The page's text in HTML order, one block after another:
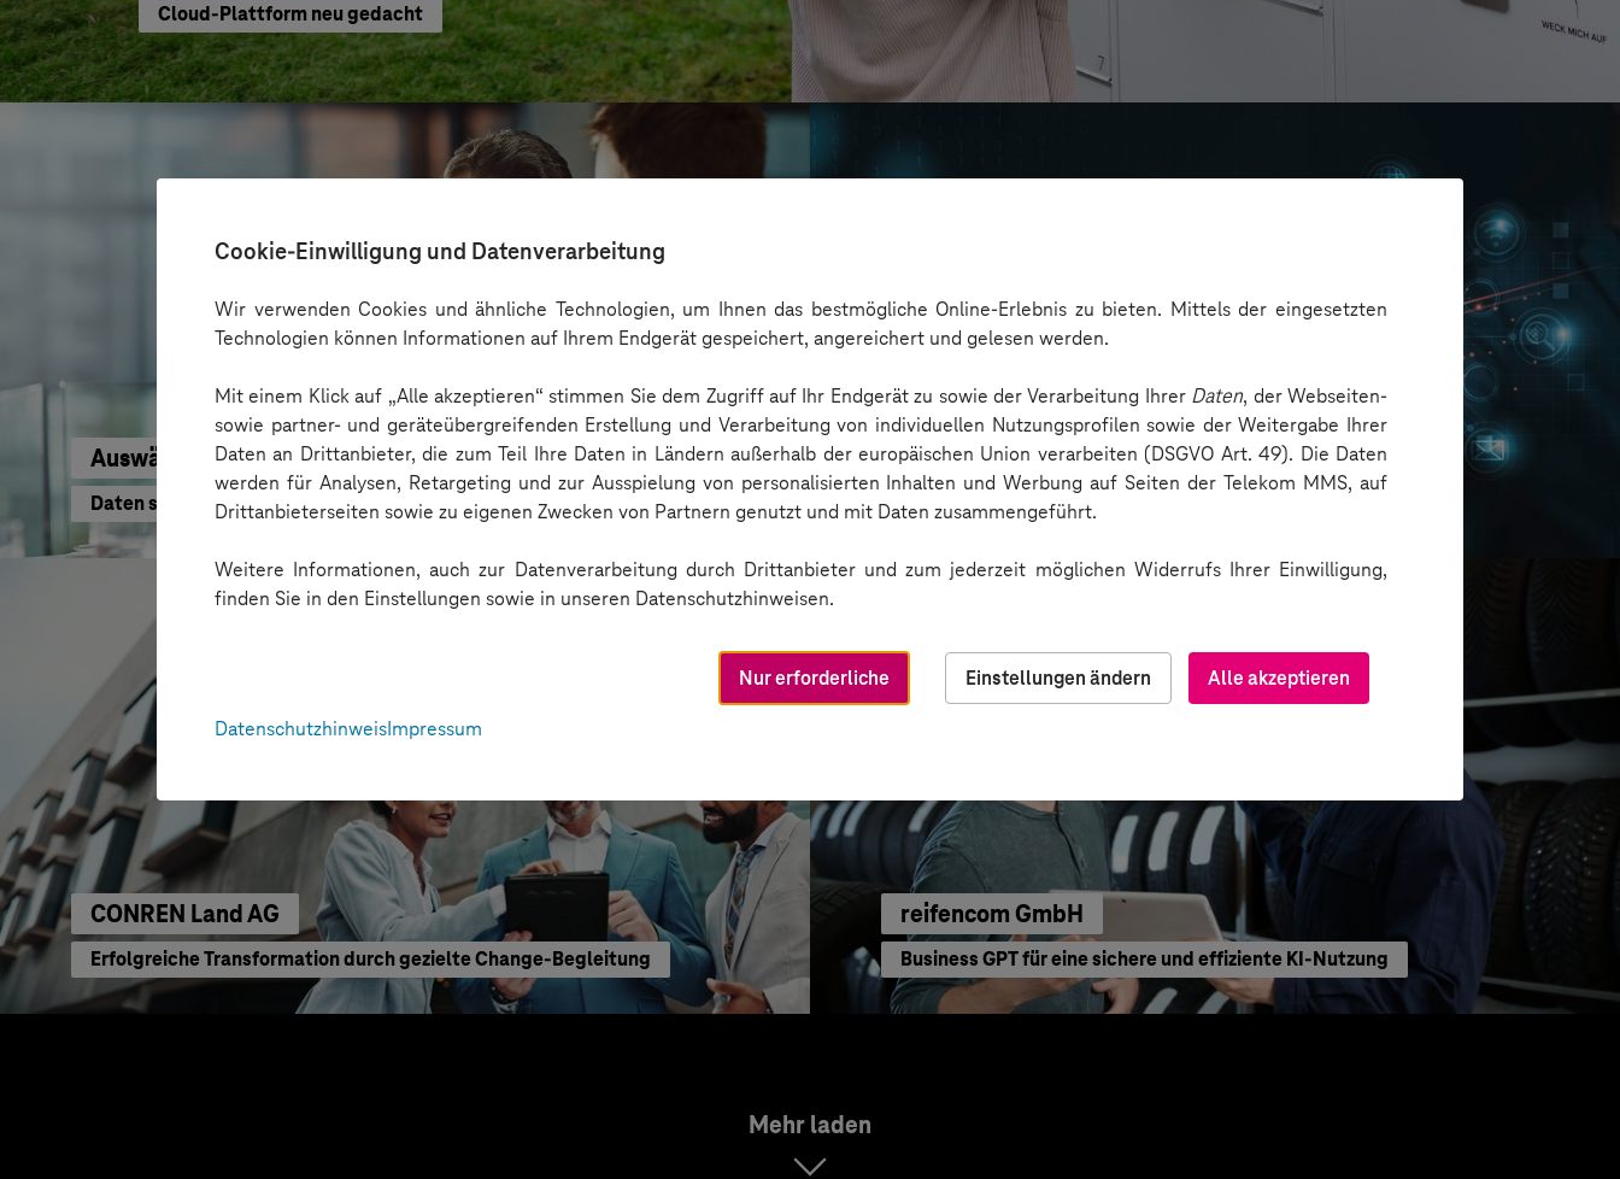
Cookie-Einwilligung und Datenverarbeitung
Wir verwenden Cookies und ähnliche Technologien, um Ihnen das bestmögliche Online-Erlebnis zu bieten. Mittels der eingesetzten
Technologien können Informationen auf Ihrem Endgerät gespeichert, angereichert und gelesen werden.
Mit einem Klick auf „Alle akzeptieren“ stimmen Sie dem Zugriff auf Ihr Endgerät zu sowie der Verarbeitung Ihrer Daten, der Webseiten-
sowie partner- und geräteübergreifenden Erstellung und Verarbeitung von individuellen Nutzungsprofilen sowie der Weitergabe Ihrer
Daten an Drittanbieter, die zum Teil Ihre Daten in Ländern außerhalb der europäischen Union verarbeiten (DSGVO Art. 49). Die Daten
werden für Analysen, Retargeting und zur Ausspielung von personalisierten Inhalten und Werbung auf Seiten der Telekom MMS, auf
Drittanbieterseiten sowie zu eigenen Zwecken von Partnern genutzt und mit Daten zusammengeführt.
Weitere Informationen, auch zur Datenverarbeitung durch Drittanbieter und zum jederzeit möglichen Widerrufs Ihrer Einwilligung,
finden Sie in den Einstellungen sowie in unseren Datenschutzhinweisen.
Alle akzeptieren
Nur erforderliche
Einstellungen ändern
DatenschutzhinweisImpressum
Cloud-Plattform neu gedacht
Auswärtiges Amt
Daten schneller nutzen
Oskar Frech
Sichere Cloud Transformation
CONREN Land AG
Erfolgreiche Transformation durch gezielte Change-Begleitung
reifencom GmbH
Business GPT für eine sichere und effiziente KI-Nutzung
Mehr laden